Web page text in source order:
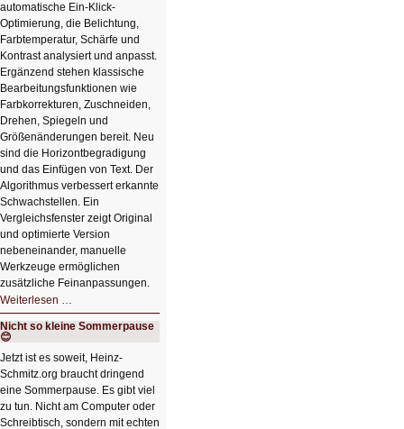
automatische Ein-Klick-
Optimierung, die Belichtung,
Farbtemperatur, Schärfe und
Kontrast analysiert und anpasst.
Ergänzend stehen klassische
Bearbeitungsfunktionen wie
Farbkorrekturen, Zuschneiden,
Drehen, Spiegeln und
Größenänderungen bereit. Neu
sind die Horizontbegradigung
und das Einfügen von Text. Der
Algorithmus verbessert erkannte
Schwachstellen. Ein
Vergleichsfenster zeigt Original
und optimierte Version
nebeneinander, manuelle
Werkzeuge ermöglichen
zusätzliche Feinanpassungen.
Weiterlesen …
Bildverschönerung
mit
einem
HIZ606:
Bildverschönerung
mit
einem
Klick
Nicht so kleine Sommerpause
😊
Jetzt ist es soweit, Heinz-
Schmitz.org braucht dringend
eine Sommerpause. Es gibt viel
zu tun. Nicht am Computer oder
Schreibtisch, sondern mit echten